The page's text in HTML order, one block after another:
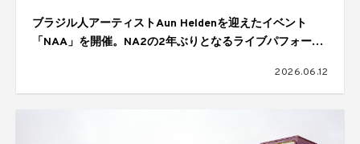
ブラジル人アーティストAun Heldenを迎えたイベント
「NAA」を開催。NA2の2年ぶりとなるライブパフォーマ
2026.06.12